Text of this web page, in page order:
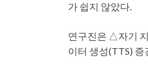
가 쉽지 않았다.
연구진은 △자기
이터 생성(TTS)